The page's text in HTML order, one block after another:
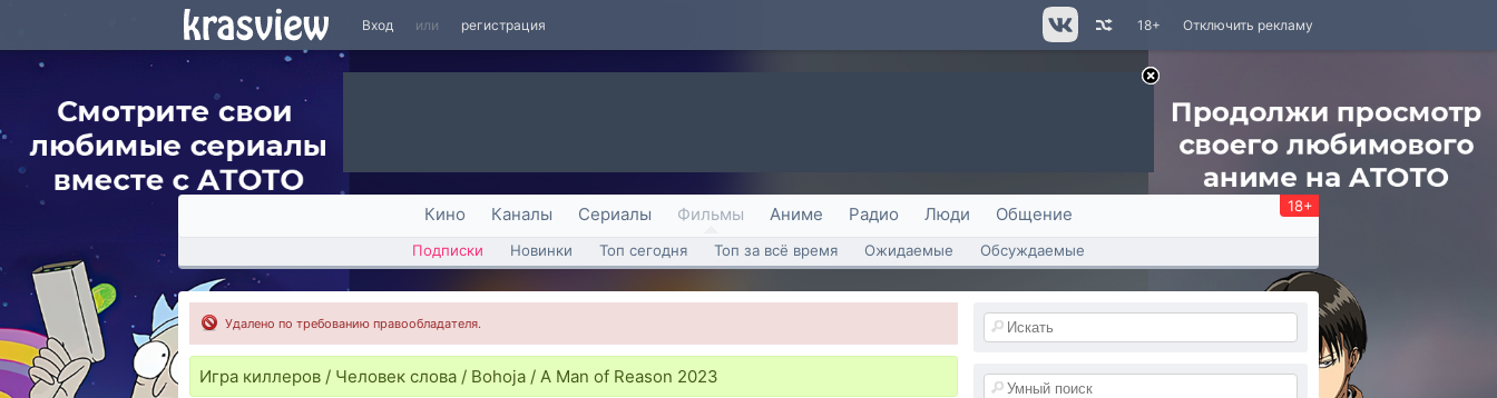
Вход или регистрация Отключить рекламу
18+
Кино Каналы Сериалы Фильмы Аниме Радио Люди Общение 18+
Подписки Новинки Топ сегодня Топ за всё время Ожидаемые Обсуждаемые
Удалено по требованию правообладателя.
Игра киллеров / Человек слова / Bohoja / A Man of Reason 2023